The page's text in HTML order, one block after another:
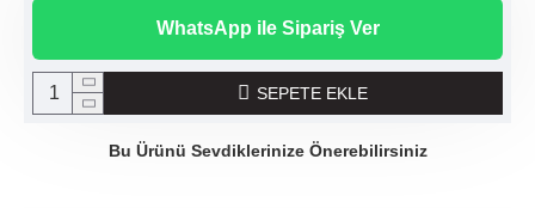
WhatsApp ile Sipariş Ver
SEPETE EKLE
Bu Ürünü Sevdiklerinize Önerebilirsiniz